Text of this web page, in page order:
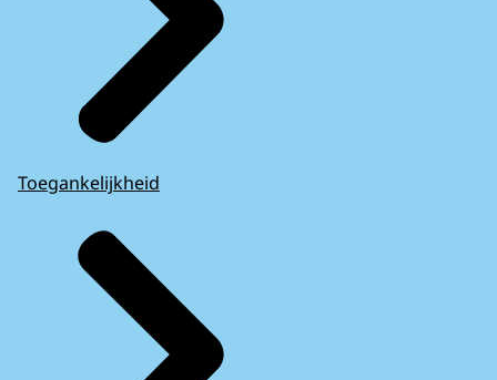
Toegankelijkheid